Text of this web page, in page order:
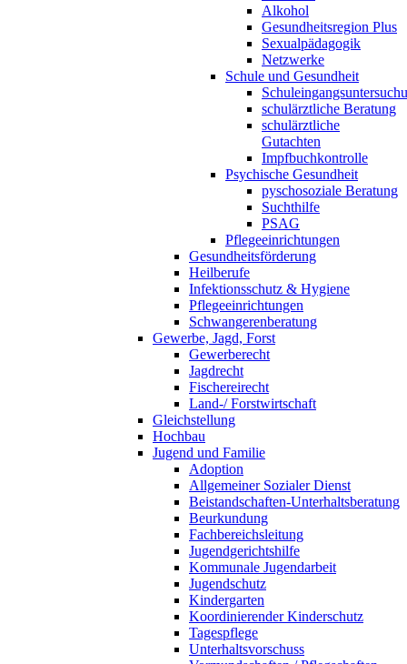
Alkohol
Gesundheitsregion Plus
Sexualpädagogik
Netzwerke
Schule und Gesundheit
schulärztliche Beratung
schulärztliche
Gutachten
Impfbuchkontrolle
Psychische Gesundheit
pyschosoziale Beratung
Suchthilfe
PSAG
Pflegeeinrichtungen
Gesundheitsförderung
Heilberufe
Infektionsschutz & Hygiene
Pflegeeinrichtungen
Schwangerenberatung
Gewerbe, Jagd, Forst
Gewerberecht
Jagdrecht
Fischereirecht
Land-/ Forstwirtschaft
Gleichstellung
Hochbau
Jugend und Familie
Adoption
Allgemeiner Sozialer Dienst
Beistandschaften-Unterhaltsberatung
Beurkundung
Fachbereichsleitung
Jugendgerichtshilfe
Kommunale Jugendarbeit
Jugendschutz
Kindergarten
Koordinierender Kinderschutz
Tagespflege
Unterhaltsvorschuss